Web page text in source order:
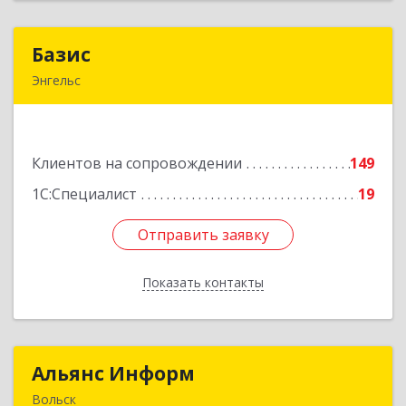
Базис
Энгельс
Клиентов на сопровождении
149
1С:Специалист
19
Отправить заявку
Показать контакты
Подробнее
Отправить заявку
Назад
Альянс Информ
Вольск